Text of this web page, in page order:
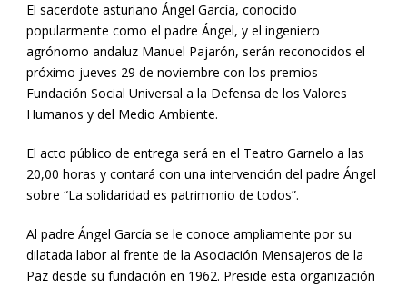
El sacerdote asturiano Ángel García, conocido
popularmente como el padre Ángel, y el ingeniero
agrónomo andaluz Manuel Pajarón, serán reconocidos el
próximo jueves 29 de noviembre con los premios
Fundación Social Universal a la Defensa de los Valores
Humanos y del Medio Ambiente.
El acto público de entrega será en el Teatro Garnelo a las
20,00 horas y contará con una intervención del padre Ángel
sobre “La solidaridad es patrimonio de todos”.
Al padre Ángel García se le conoce ampliamente por su
dilatada labor al frente de la Asociación Mensajeros de la
Paz desde su fundación en 1962. Preside esta organización